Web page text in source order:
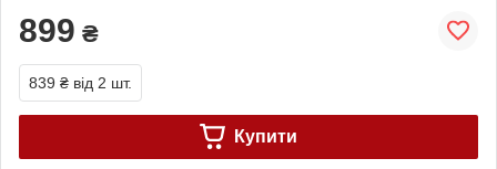
899 ₴
839 ₴ від 2 шт.
Купити